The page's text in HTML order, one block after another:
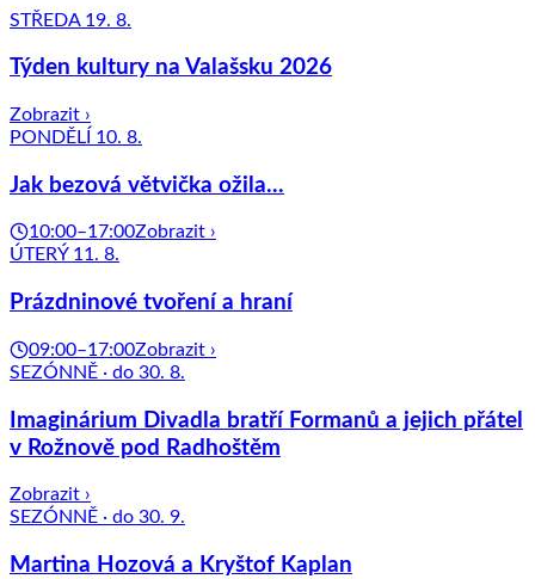
STŘEDA 19. 8.
Týden kultury na Valašsku 2026
Zobrazit ›
PONDĚLÍ 10. 8.
Jak bezová větvička ožila...
10:00–17:00Zobrazit ›
ÚTERÝ 11. 8.
Prázdninové tvoření a hraní
09:00–17:00Zobrazit ›
SEZÓNNĚ · do 30. 8.
Imaginárium Divadla bratří Formanů a jejich přátel
v Rožnově pod Radhoštěm
Zobrazit ›
SEZÓNNĚ · do 30. 9.
Martina Hozová a Kryštof Kaplan